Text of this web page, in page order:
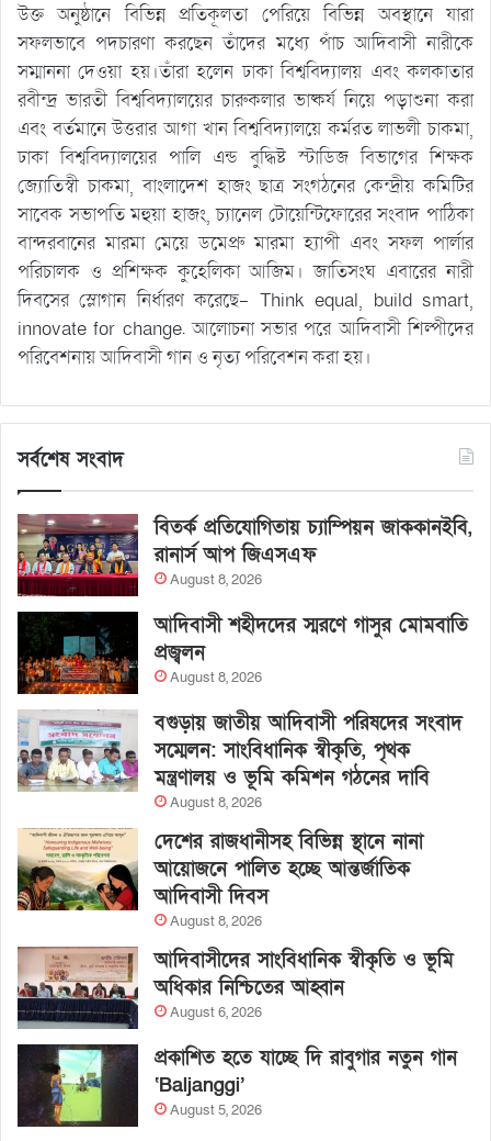
উক্ত অনুষ্ঠানে বিভিন্ন প্রতিকূলতা পেরিয়ে বিভিন্ন অবস্থানে যারা
সফলভাবে পদচারণা করছেন তাঁদের মধ্যে পাঁচ আদিবাসী নারীকে
সম্মাননা দেওয়া হয়।তাঁরা হলেন ঢাকা বিশ্ববিদ্যালয় এবং কলকাতার
রবীন্দ্র ভারতী বিশ্ববিদ্যালয়ের চারুকলার ভাষ্কর্য নিয়ে পড়াশুনা করা
এবং বর্তমানে উত্তরার আগা খান বিশ্ববিদ্যালয়ে কর্মরত লাভলী চাকমা,
ঢাকা বিশ্ববিদ্যালয়ের পালি এন্ড বুদ্ধিষ্ট স্টাডিজ বিভাগের শিক্ষক
জ্যোতিস্বী চাকমা, বাংলাদেশ হাজং ছাত্র সংগঠনের কেন্দ্রীয় কমিটির
সাবেক সভাপতি মহুয়া হাজং, চ্যানেল টোয়েন্টিফোরের সংবাদ পাঠিকা
বান্দরবানের মারমা মেয়ে ডমেপ্রু মারমা হ্যাপী এবং সফল পার্লার
পরিচালক ও প্রশিক্ষক কুহেলিকা আজিম। জাতিসংঘ এবারের নারী
দিবসের স্লোগান নির্ধারণ করেছে- Think equal, build smart,
innovate for change. আলোচনা সভার পরে আদিবাসী শিল্পীদের
পরিবেশনায় আদিবাসী গান ও নৃত্য পরিবেশন করা হয়।
সর্বশেষ সংবাদ
বিতর্ক প্রতিযোগিতায় চ্যাম্পিয়ন জাককানইবি,
রানার্স আপ জিএসএফ
August 8, 2026
আদিবাসী শহীদদের স্মরণে গাসুর মোমবাতি
প্রজ্বলন
August 8, 2026
বগুড়ায় জাতীয় আদিবাসী পরিষদের সংবাদ
সম্মেলন: সাংবিধানিক স্বীকৃতি, পৃথক
মন্ত্রণালয় ও ভূমি কমিশন গঠনের দাবি
August 8, 2026
দেশের রাজধানীসহ বিভিন্ন স্থানে নানা
আয়োজনে পালিত হচ্ছে আন্তর্জাতিক
আদিবাসী দিবস
August 8, 2026
আদিবাসীদের সাংবিধানিক স্বীকৃতি ও ভূমি
অধিকার নিশ্চিতের আহ্বান
August 6, 2026
প্রকাশিত হতে যাচ্ছে দি রাবুগার নতুন গান
‘Baljanggi’
August 5, 2026